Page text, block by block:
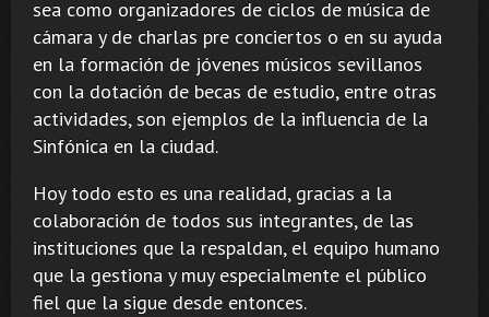
sea como organizadores de ciclos de música de
cámara y de charlas pre conciertos o en su ayuda
en la formación de jóvenes músicos sevillanos
con la dotación de becas de estudio, entre otras
actividades, son ejemplos de la influencia de la
Sinfónica en la ciudad.
Hoy todo esto es una realidad, gracias a la
colaboración de todos sus integrantes, de las
instituciones que la respaldan, el equipo humano
que la gestiona y muy especialmente el público
fiel que la sigue desde entonces.